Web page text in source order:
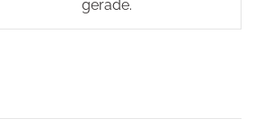
gerade.